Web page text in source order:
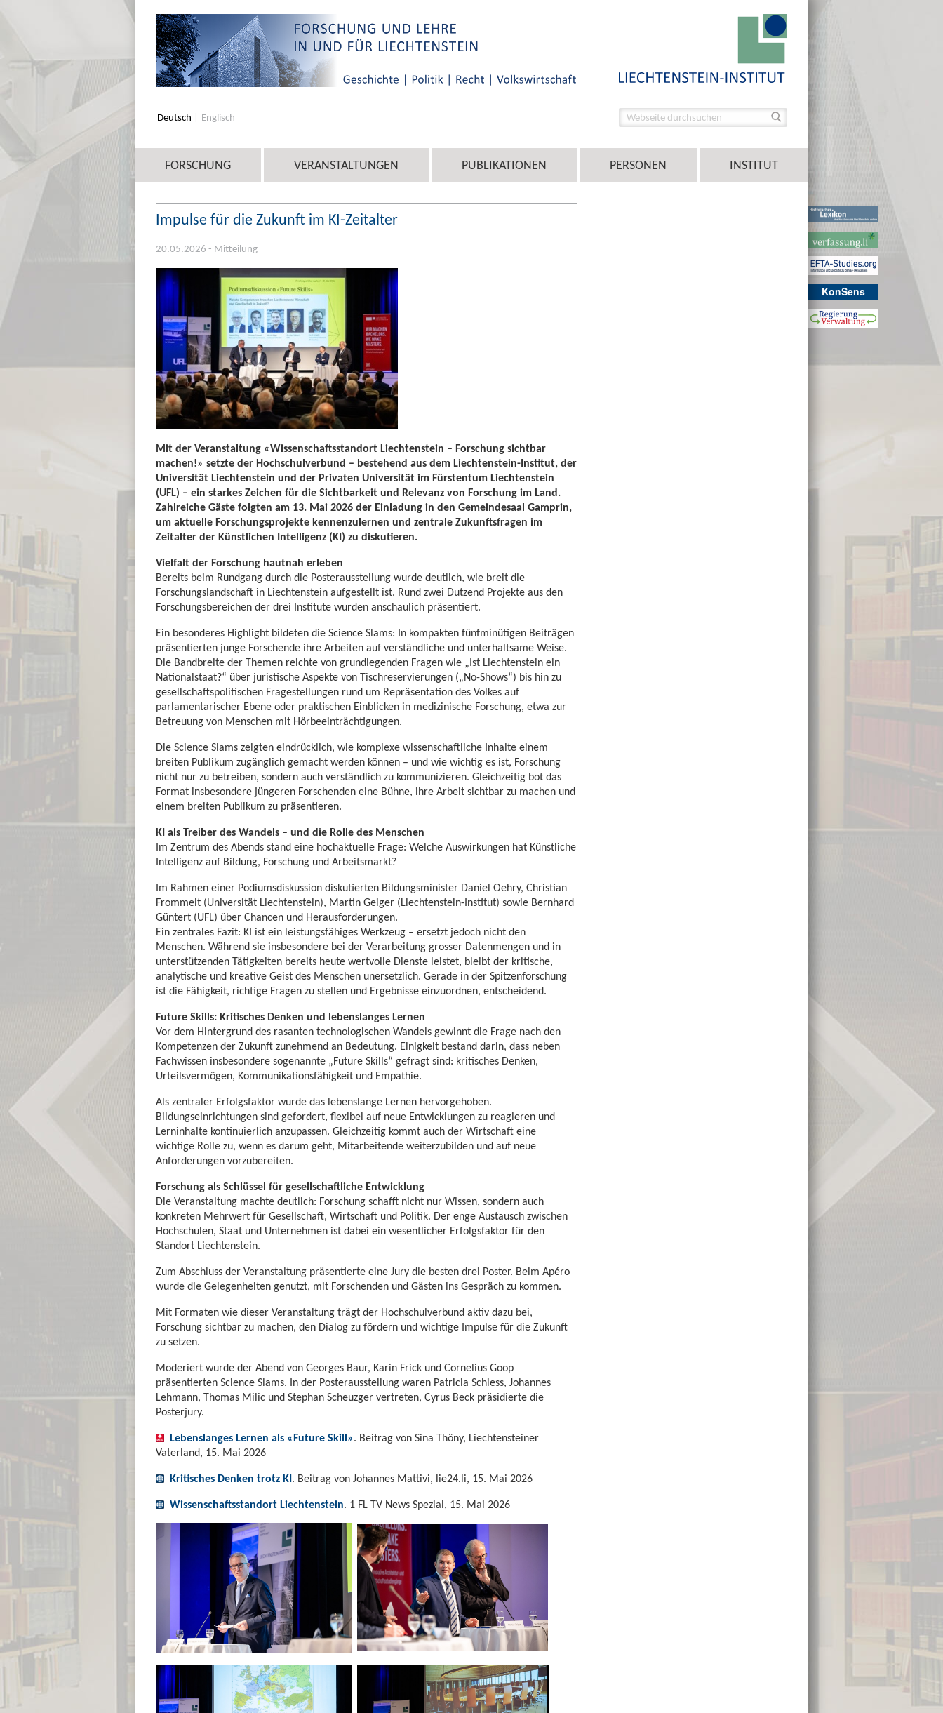
KonSens
Deutsch Englisch
FORSCHUNG VERANSTALTUNGEN PUBLIKATIONEN PERSONEN INSTITUT
Impulse für die Zukunft im KI-Zeitalter
20.05.2026 - Mitteilung
Mit der Veranstaltung «Wissenschaftsstandort Liechtenstein – Forschung sichtbar
machen!» setzte der Hochschulverbund – bestehend aus dem Liechtenstein-Institut, der
Universität Liechtenstein und der Privaten Universität im Fürstentum Liechtenstein
(UFL) – ein starkes Zeichen für die Sichtbarkeit und Relevanz von Forschung im Land.
Zahlreiche Gäste folgten am 13. Mai 2026 der Einladung in den Gemeindesaal Gamprin,
um aktuelle Forschungsprojekte kennenzulernen und zentrale Zukunftsfragen im
Zeitalter der Künstlichen Intelligenz (KI) zu diskutieren.
Vielfalt der Forschung hautnah erleben
Bereits beim Rundgang durch die Posterausstellung wurde deutlich, wie breit die
Forschungslandschaft in Liechtenstein aufgestellt ist. Rund zwei Dutzend Projekte aus den
Forschungsbereichen der drei Institute wurden anschaulich präsentiert.
Ein besonderes Highlight bildeten die Science Slams: In kompakten fünfminütigen Beiträgen
präsentierten junge Forschende ihre Arbeiten auf verständliche und unterhaltsame Weise.
Die Bandbreite der Themen reichte von grundlegenden Fragen wie „Ist Liechtenstein ein
Nationalstaat?“ über juristische Aspekte von Tischreservierungen („No-Shows“) bis hin zu
gesellschaftspolitischen Fragestellungen rund um Repräsentation des Volkes auf
parlamentarischer Ebene oder praktischen Einblicken in medizinische Forschung, etwa zur
Betreuung von Menschen mit Hörbeeinträchtigungen.
Die Science Slams zeigten eindrücklich, wie komplexe wissenschaftliche Inhalte einem
breiten Publikum zugänglich gemacht werden können – und wie wichtig es ist, Forschung
nicht nur zu betreiben, sondern auch verständlich zu kommunizieren. Gleichzeitig bot das
Format insbesondere jüngeren Forschenden eine Bühne, ihre Arbeit sichtbar zu machen und
einem breiten Publikum zu präsentieren.
KI als Treiber des Wandels – und die Rolle des Menschen
Im Zentrum des Abends stand eine hochaktuelle Frage: Welche Auswirkungen hat Künstliche
Intelligenz auf Bildung, Forschung und Arbeitsmarkt?
Im Rahmen einer Podiumsdiskussion diskutierten Bildungsminister Daniel Oehry, Christian
Frommelt (Universität Liechtenstein), Martin Geiger (Liechtenstein-Institut) sowie Bernhard
Güntert (UFL) über Chancen und Herausforderungen.
Ein zentrales Fazit: KI ist ein leistungsfähiges Werkzeug – ersetzt jedoch nicht den
Menschen. Während sie insbesondere bei der Verarbeitung grosser Datenmengen und in
unterstützenden Tätigkeiten bereits heute wertvolle Dienste leistet, bleibt der kritische,
analytische und kreative Geist des Menschen unersetzlich. Gerade in der Spitzenforschung
ist die Fähigkeit, richtige Fragen zu stellen und Ergebnisse einzuordnen, entscheidend.
Future Skills: Kritisches Denken und lebenslanges Lernen
Vor dem Hintergrund des rasanten technologischen Wandels gewinnt die Frage nach den
Kompetenzen der Zukunft zunehmend an Bedeutung. Einigkeit bestand darin, dass neben
Fachwissen insbesondere sogenannte „Future Skills“ gefragt sind: kritisches Denken,
Urteilsvermögen, Kommunikationsfähigkeit und Empathie.
Als zentraler Erfolgsfaktor wurde das lebenslange Lernen hervorgehoben.
Bildungseinrichtungen sind gefordert, flexibel auf neue Entwicklungen zu reagieren und
Lerninhalte kontinuierlich anzupassen. Gleichzeitig kommt auch der Wirtschaft eine
wichtige Rolle zu, wenn es darum geht, Mitarbeitende weiterzubilden und auf neue
Anforderungen vorzubereiten.
Forschung als Schlüssel für gesellschaftliche Entwicklung
Die Veranstaltung machte deutlich: Forschung schafft nicht nur Wissen, sondern auch
konkreten Mehrwert für Gesellschaft, Wirtschaft und Politik. Der enge Austausch zwischen
Hochschulen, Staat und Unternehmen ist dabei ein wesentlicher Erfolgsfaktor für den
Standort Liechtenstein.
Zum Abschluss der Veranstaltung präsentierte eine Jury die besten drei Poster. Beim Apéro
wurde die Gelegenheiten genutzt, mit Forschenden und Gästen ins Gespräch zu kommen.
Mit Formaten wie dieser Veranstaltung trägt der Hochschulverbund aktiv dazu bei,
Forschung sichtbar zu machen, den Dialog zu fördern und wichtige Impulse für die Zukunft
zu setzen.
Moderiert wurde der Abend von Georges Baur, Karin Frick und Cornelius Goop
präsentierten Science Slams. In der Posterausstellung waren Patricia Schiess, Johannes
Lehmann, Thomas Milic und Stephan Scheuzger vertreten, Cyrus Beck präsidierte die
Posterjury.
Lebenslanges Lernen als «Future Skill». Beitrag von Sina Thöny, Liechtensteiner
Vaterland, 15. Mai 2026
Kritisches Denken trotz KI. Beitrag von Johannes Mattivi, lie24.li, 15. Mai 2026
Wissenschaftsstandort Liechtenstein. 1 FL TV News Spezial, 15. Mai 2026